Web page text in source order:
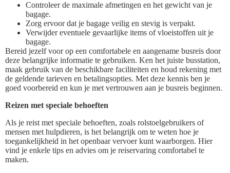
Controleer de maximale afmetingen en het gewicht van je
bagage.
Zorg ervoor dat je bagage veilig en stevig is verpakt.
Verwijder eventuele gevaarlijke items of vloeistoffen uit je
bagage.
Bereid jezelf voor op een comfortabele en aangename busreis door
deze belangrijke informatie te gebruiken. Ken het juiste busstation,
maak gebruik van de beschikbare faciliteiten en houd rekening met
de geldende tarieven en betalingsopties. Met deze kennis ben je
goed voorbereid en kun je met vertrouwen aan je busreis beginnen.
Reizen met speciale behoeften
Als je reist met speciale behoeften, zoals rolstoelgebruikers of
mensen met hulpdieren, is het belangrijk om te weten hoe je
toegankelijkheid in het openbaar vervoer kunt waarborgen. Hier
vind je enkele tips en advies om je reiservaring comfortabel te
maken.